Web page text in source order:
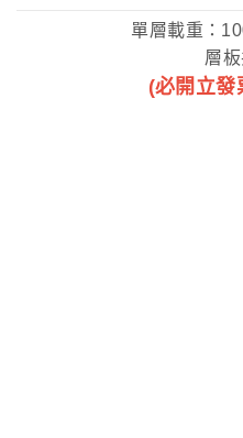
單層載重：
層
(必開立發